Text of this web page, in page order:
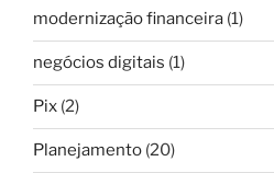
modernização financeira (1)
negócios digitais (1)
Pix (2)
Planejamento (20)